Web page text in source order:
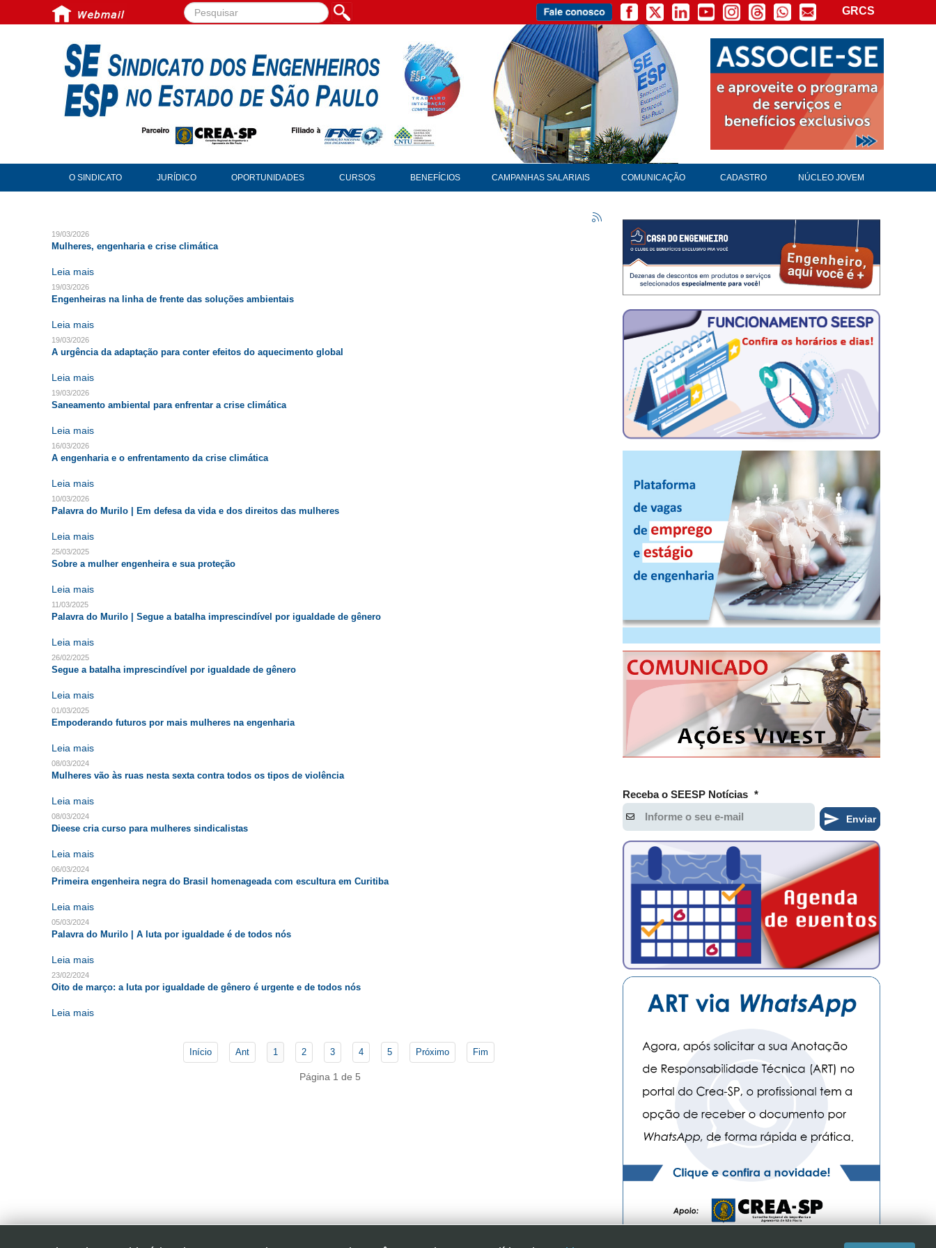
Pesquisar... GRCS
O SINDICATO JURÍDICO OPORTUNIDADES CURSOS BENEFÍCIOS CAMPANHAS SALARIAIS COMUNICAÇÃO CADASTRO NÚCLEO JOVEM
19/03/2026
Mulheres, engenharia e crise climática
Leia mais
19/03/2026
Engenheiras na linha de frente das soluções ambientais
Leia mais
19/03/2026
A urgência da adaptação para conter efeitos do aquecimento global
Leia mais
19/03/2026
Saneamento ambiental para enfrentar a crise climática
Leia mais
16/03/2026
A engenharia e o enfrentamento da crise climática
Leia mais
10/03/2026
Palavra do Murilo | Em defesa da vida e dos direitos das mulheres
Leia mais
25/03/2025
Sobre a mulher engenheira e sua proteção
Leia mais
11/03/2025
Palavra do Murilo | Segue a batalha imprescindível por igualdade de gênero
Leia mais
26/02/2025
Segue a batalha imprescindível por igualdade de gênero
Leia mais
01/03/2025
Empoderando futuros por mais mulheres na engenharia
Leia mais
08/03/2024
Mulheres vão às ruas nesta sexta contra todos os tipos de violência
Leia mais
08/03/2024
Dieese cria curso para mulheres sindicalistas
Leia mais
06/03/2024
Primeira engenheira negra do Brasil homenageada com escultura em Curitiba
Leia mais
05/03/2024
Palavra do Murilo | A luta por igualdade é de todos nós
Leia mais
23/02/2024
Oito de março: a luta por igualdade de gênero é urgente e de todos nós
Leia mais
Início Ant 1 2 3 4 5 Próximo Fim
Página 1 de 5
Receba o SEESP Notícias *
Enviar